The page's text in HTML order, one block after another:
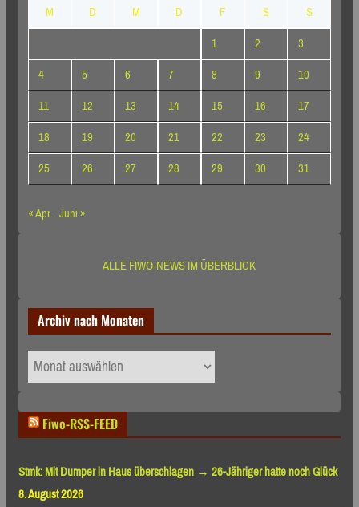
M
D M D F S
S
1
2
3
4
5 6 7 8 9
10
11
12 13 14 15 16
17
18
19 20 21 22 23
24
25
26 27 28 29 30
31
« Apr. Juni »
ALLE FIWO-NEWS IM ÜBERBLICK
Archiv nach Monaten
Archiv
nach
Fiwo-RSS-FEED
Stmk: Mit Dumper in Haus überschlagen → 26-Jähriger hatte noch Glück
8. August 2026